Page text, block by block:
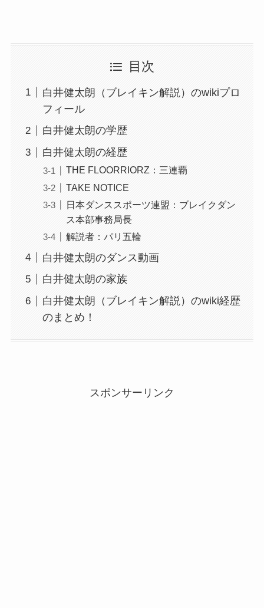
目次
白井健太朗（ブレイキン解説）のwikiプロ
フィール
白井健太朗の学歴
白井健太朗の経歴
THE FLOORRIORZ：三連覇
TAKE NOTICE
日本ダンススポーツ連盟：ブレイクダン
ス本部事務局長
解説者：パリ五輪
白井健太朗のダンス動画
白井健太朗の家族
白井健太朗（ブレイキン解説）のwiki経歴
のまとめ！
スポンサーリンク